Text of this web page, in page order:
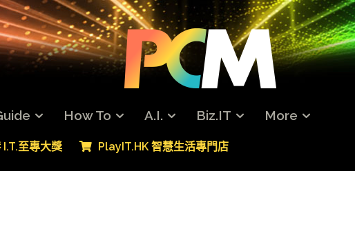
How To A.I. Biz.IT More
I.T.至專大獎 PlayIT.HK 智慧生活專門店